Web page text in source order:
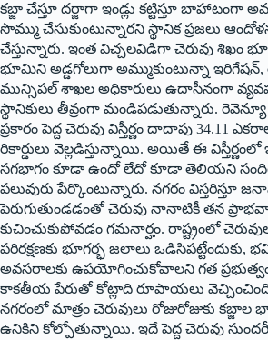
కబ్జా చేస్తూ దర్జాగా ఇండ్లు కట్టిస్తూ బాహాటంగా
సొమ్ము చేసుకుంటున్నారని స్థానిక ప్రజలు ఆందోళన
చేస్తున్నారు. ఇంత విచ్చలవిడిగా చెరువు శిఖం
భూమిని అడ్డగోలుగా అమ్ముకుంటున్నా ఇరిగేషన్‌,
మున్సిపల్‌ ‌శాఖల అధికారులు ఉదాసీనంగా
స్థానికులు తీవ్రంగా మండిపడుతున్నారు.
ప్రకారం పెద్ద చెరువు విస్తీర్ణం దాదాపు 34.11
రికార్డులు వెల్లడిస్తున్నాయి. అయితే ఈ విస్తీర్ణంలో
సగభాగం కూడా ఉందో లేదో కూడా తెలియని
పలువురు పేర్కొంటున్నారు. నగరం విస్తరిస్తూ
పెరుగుతుండడంతో చెరువు నానాటికీ తన
కుచించుకుపోవడం గమనార్హం. రాష్ట్రంలో
పరిరక్షణకు భూగర్భ జలాలు ఒడిసిపట్టేందుకు,
అవసరాలకు ఉపయోగించుకోవాలని గత
‌కాకతీయ పేరుతో కోట్లాది రూపాయలు
నగరంలో మాత్రం చెరువులు రోజురోజుకు కబ్జాల
ఉనికిని కోల్పోతున్నాయి. ఇదే పెద్ద చెరువు